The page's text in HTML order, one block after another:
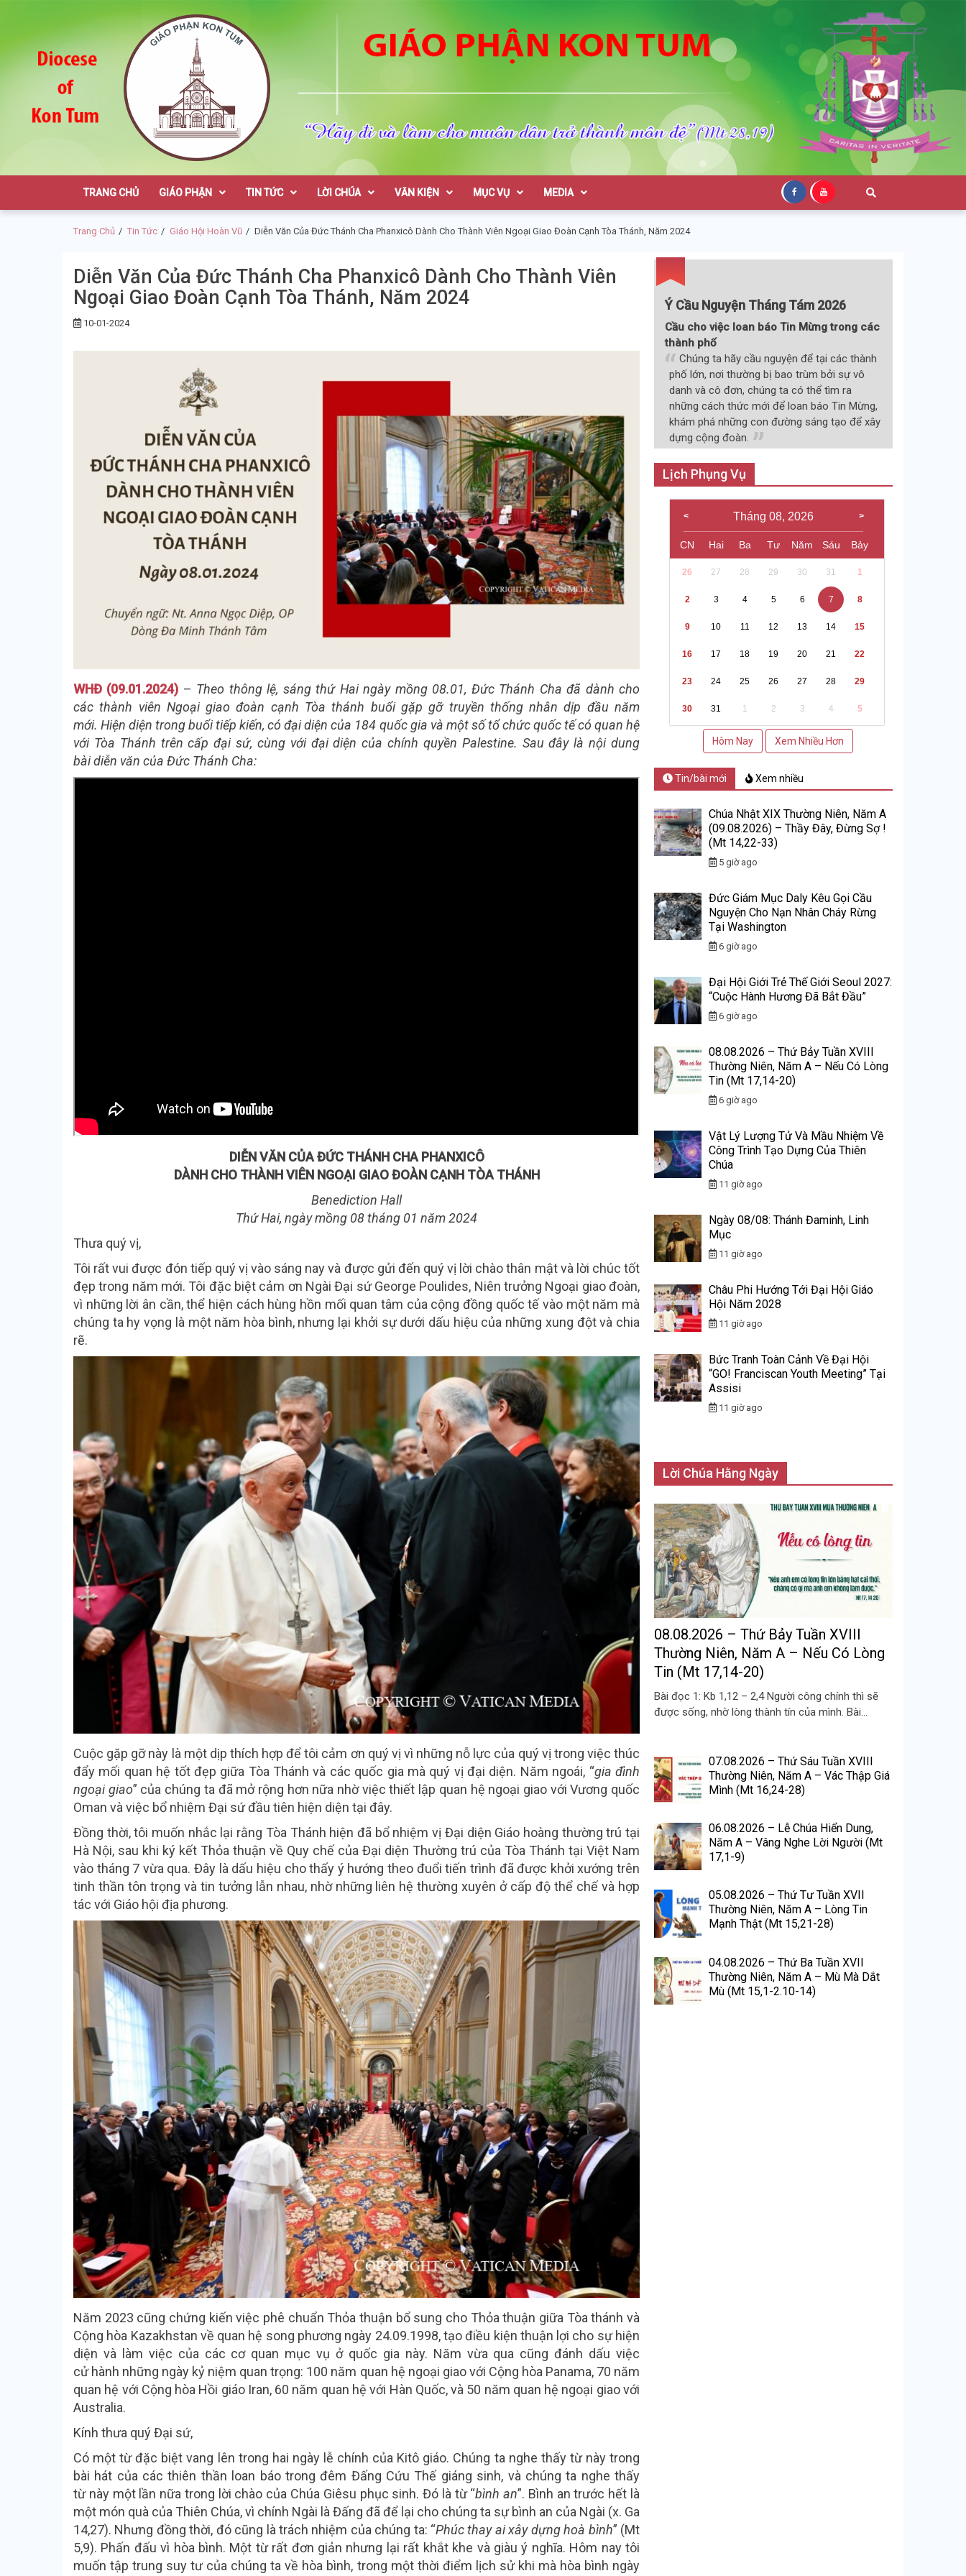
Giáo Phận Kon Tum
TRANG CHỦ GIÁO PHẬN TIN TỨC LỜI CHÚA VĂN KIỆN MỤC VỤ MEDIA
Trang Chủ Tin Tức Giáo Hội Hoàn Vũ Diễn Văn Của Đức Thánh Cha Phanxicô Dành Cho Thành Viên Ngoại Giao Đoàn Cạnh Tòa Thánh, Năm 2024
Diễn Văn Của Đức Thánh Cha Phanxicô Dành Cho Thành Viên
Ngoại Giao Đoàn Cạnh Tòa Thánh, Năm 2024
10-01-2024
WHĐ (09.01.2024) – Theo thông lệ, sáng thứHai ngày mồng08.01, Đức Thánh Cha đã dành cho
các thành viên Ngoại giao đoàn cạnh Tòa thánh buổigặp gỡ truyền thống nhân dịp đầu năm
mới. Hiện diện trong buổi tiếp kiến, có đại diện của 184 quốc gia và một số tổ chức quốc tế có quan hệ
với Tòa Thánh trên cấp đại sứ, cùng với đại diện của chính quyền Palestine. Sau đây là nội dung
bàidiễn văn của Đức Thánh Cha:
DIỄN VĂNCỦA ĐỨC THÁNH CHA PHANXICÔ
DÀNH CHO THÀNHVIÊN NGOẠI GIAO ĐOÀN CẠNH TÒA THÁNH
Benediction Hall
Thứ Hai, ngàymồng 08 tháng 01 năm 2024
Thưa quý vị,
Tôi rất vui được đón tiếp quý vị vào sáng nay và được gửi đến quý vị lời chào thân mật và lời chúc tốt
đẹp trong năm mới. Tôi đặc biệt cảm ơn Ngài Đại sứ George Poulides, Niên trưởng Ngoại giao đoàn,
vì những lời ân cần, thể hiện cách hùng hồn mối quan tâm của cộng đồng quốc tế vào một năm mà
chúng ta hy vọng là một năm hòa bình, nhưng lại khởi sự dưới dấu hiệu của những xung đột và chia
rẽ.
Cuộc gặp gỡ này là một dịp thích hợp để tôi cảm ơn quý vị vì những nỗ lực của quý vị trong việc thúc
đẩy mối quan hệ tốt đẹp giữa Tòa Thánh và các quốc gia mà quý vị đại diện. Năm ngoái, “gia đình
ngoại giao” của chúng ta đã mở rộng hơn nữa nhờ việc thiết lập quan hệ ngoại giao với Vương quốc
Oman và việc bổ nhiệm Đại sứ đầu tiên hiện diện tại đây.
Đồng thời, tôi muốn nhắc lại rằng Tòa Thánh hiện đã bổ nhiệm vị Đại diện Giáo hoàng thường trú tại
Hà Nội, sau khi ký kết Thỏa thuận về Quy chế của Đại diện Thường trú của Tòa Thánh tại Việt Nam
vào tháng 7 vừa qua. Đây là dấu hiệu cho thấy ý hướng theo đuổi tiến trình đã được khởi xướng trên
tinh thần tôn trọng và tin tưởng lẫn nhau, nhờ những liên hệ thường xuyên ở cấp độ thể chế và hợp
tác với Giáo hội địa phương.
Năm 2023 cũng chứng kiến việc phê chuẩn Thỏa thuận bổ sung cho Thỏa thuận giữa Tòa thánh và
Cộng hòa Kazakhstan về quan hệ song phương ngày 24.09.1998, tạo điều kiện thuận lợi cho sự hiện
diện và làm việc của các cơ quan mục vụ ở quốc gia này. Năm vừa qua cũng đánh dấu việc
cử hành những ngày kỷ niệm quan trọng: 100 năm quan hệ ngoại giao với Cộng hòa Panama, 70 năm
quan hệ với Cộng hòa Hồi giáo Iran, 60 năm quan hệ với Hàn Quốc, và 50 năm quan hệ ngoại giao với
Australia.
Kính thưa quý Đại sứ,
Có một từ đặc biệt vang lên trong hai ngày lễ chính của Kitô giáo. Chúng ta nghe thấy từ này trong
bài hát của các thiên thần loan báo trong đêm Đấng Cứu Thế giáng sinh, và chúng ta nghe thấy
từ này một lần nữa trong lời chào của Chúa Giêsu phục sinh. Đó là từ “bình an”. Bình an trước hết là
một món quà của Thiên Chúa, vì chính Ngài là Đấng đã để lại cho chúng ta sự bình an của Ngài (x. Ga
14,27). Nhưng đồng thời, đó cũng là trách nhiệm của chúng ta: “Phúc thay ai xây dựng hoà bình” (Mt
5,9). Phấn đấu vì hòa bình. Một từ rất đơn giản nhưng lại rất khắt khe và giàu ý nghĩa. Hôm nay tôi
muốn tập trung suy tư của chúng ta về hòa bình, trong một thời điểm lịch sử khi mà hòa bình ngày
Ý Cầu Nguyện Tháng Tám 2026
Cầu cho việc loan báo Tin Mừng trong các
thành phố
Chúng ta hãy cầu nguyện để tại các thành
phố lớn, nơi thường bị bao trùm bởi sự vô
danh và cô đơn, chúng ta có thể tìm ra
những cách thức mới để loan báo Tin Mừng,
khám phá những con đường sáng tạo để xây
dựng cộng đoàn.
Lịch Phụng Vụ
Tháng 08, 2026
CN Hai Ba Tư Năm Sáu Bảy
26 27 28 29 30 31 1
2 3 4 5 6 7 8
9 10 11 12 13 14 15
16 17 18 19 20 21 22
23 24 25 26 27 28 29
30 31 1 2 3 4 5
Hôm Nay Xem Nhiều Hơn
Tin/bài mới Xem nhiều
Chúa Nhật XIX Thường Niên, Năm A
(09.08.2026) – Thầy Đây, Đừng Sợ !
(Mt 14,22-33)
5 giờ ago
Đức Giám Mục Daly Kêu Gọi Cầu
Nguyện Cho Nạn Nhân Cháy Rừng
Tại Washington
6 giờ ago
Đại Hội Giới Trẻ Thế Giới Seoul 2027:
“Cuộc Hành Hương Đã Bắt Đầu”
6 giờ ago
08.08.2026 – Thứ Bảy Tuần XVIII
Thường Niên, Năm A – Nếu Có Lòng
Tin (Mt 17,14-20)
6 giờ ago
Vật Lý Lượng Tử Và Mầu Nhiệm Về
Công Trình Tạo Dựng Của Thiên
Chúa
11 giờ ago
Ngày 08/08: Thánh Đaminh, Linh
Mục
11 giờ ago
Châu Phi Hướng Tới Đại Hội Giáo
Hội Năm 2028
11 giờ ago
Bức Tranh Toàn Cảnh Về Đại Hội
“GO! Franciscan Youth Meeting” Tại
Assisi
11 giờ ago
Lời Chúa Hằng Ngày
08.08.2026 – Thứ Bảy Tuần XVIII
Thường Niên, Năm A – Nếu Có Lòng
Tin (Mt 17,14-20)
Bài đọc 1: Kb 1,12 – 2,4 Người công chính thì sẽ
được sống, nhờ lòng thành tín của mình. Bài...
07.08.2026 – Thứ Sáu Tuần XVIII
Thường Niên, Năm A – Vác Thập Giá
Mình (Mt 16,24-28)
06.08.2026 – Lễ Chúa Hiển Dung,
Năm A – Vâng Nghe Lời Người (Mt
17,1-9)
05.08.2026 – Thứ Tư Tuần XVII
Thường Niên, Năm A – Lòng Tin
Mạnh Thật (Mt 15,21-28)
04.08.2026 – Thứ Ba Tuần XVII
Thường Niên, Năm A – Mù Mà Dắt
Mù (Mt 15,1-2.10-14)